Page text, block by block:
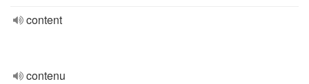
content
contenu